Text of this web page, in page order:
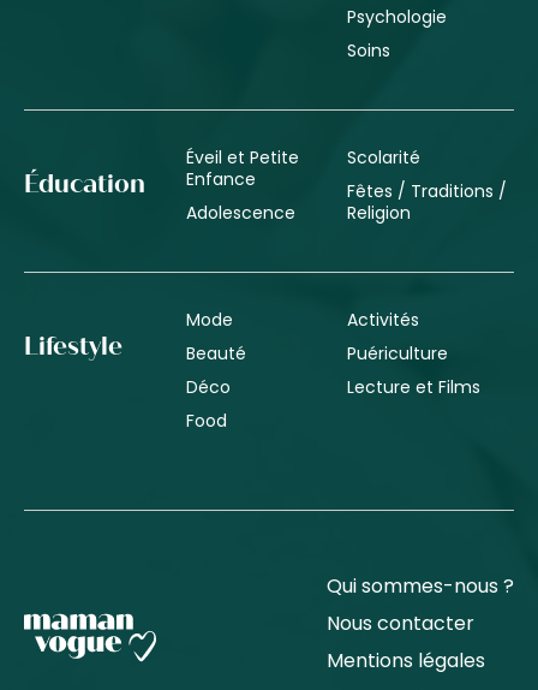
Psychologie
Soins
Éducation
Éveil et Petite
Enfance
Adolescence
Scolarité
Fêtes / Traditions /
Religion
Lifestyle
Mode
Beauté
Déco
Food
Activités
Puériculture
Lecture et Films
Qui sommes-nous ?
Nous contacter
Mentions légales